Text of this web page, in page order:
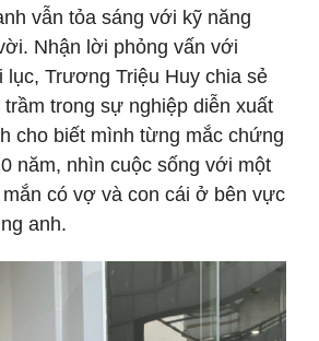
vẫn tỏa sáng với kỹ năng
Nhận lời phỏng vấn với
lục, Trương Triệu Huy chia sẻ
trong sự nghiệp diễn xuất
cho biết mình từng mắc chứng
năm, nhìn cuộc sống với một
có vợ và con cái ở bên vực
anh.